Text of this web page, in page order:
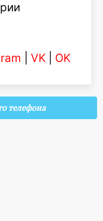
VK OK
телефона